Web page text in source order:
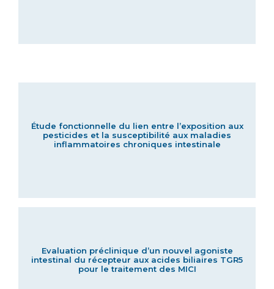
Étude fonctionnelle du lien entre l’exposition aux
pesticides et la susceptibilité aux maladies
inflammatoires chroniques intestinale
Evaluation préclinique d’un nouvel agoniste
intestinal du récepteur aux acides biliaires TGR5
pour le traitement des MICI